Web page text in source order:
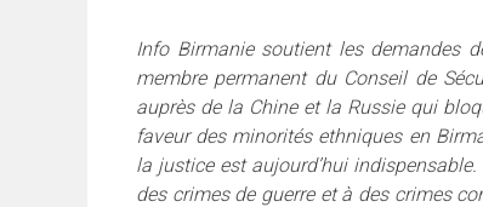
Info Birmanie soutient les demandes
membre permanent du Conseil de
auprès de la Chine et la Russie qui
faveur des minorités ethniques en
la justice est aujourd’hui
des crimes de guerre et à des crimes